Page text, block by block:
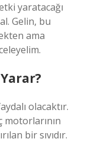
yaratacağı
Gelin, bu
ama
olacaktır.
motorlarının
bir sıvıdır.